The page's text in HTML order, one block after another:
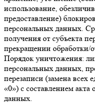
использование,
предоставление)
персональных данных.
получения от субъекта
прекращении обработки/
Порядок уничтожения:
персональных данных,
перезаписи (замена
«0») с составлением
данных.